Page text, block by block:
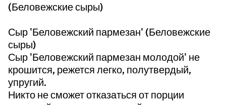
(Беловежские сыры)
Сыр 'Беловежский пармезан' (Беловежские
сыры)
Сыр 'Беловежский пармезан молодой' не
крошится, режется легко, полутвердый,
упругий.
Никто не сможет отказаться от порции